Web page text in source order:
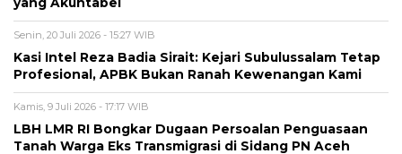
Senin, 20 Juli 2026 - 15:27 WIB
Kasi Intel Reza Badia Sirait: Kejari Subulussalam Tetap
Profesional, APBK Bukan Ranah Kewenangan Kami
Kamis, 9 Juli 2026 - 17:17 WIB
LBH LMR RI Bongkar Dugaan Persoalan Penguasaan
Tanah Warga Eks Transmigrasi di Sidang PN Aceh